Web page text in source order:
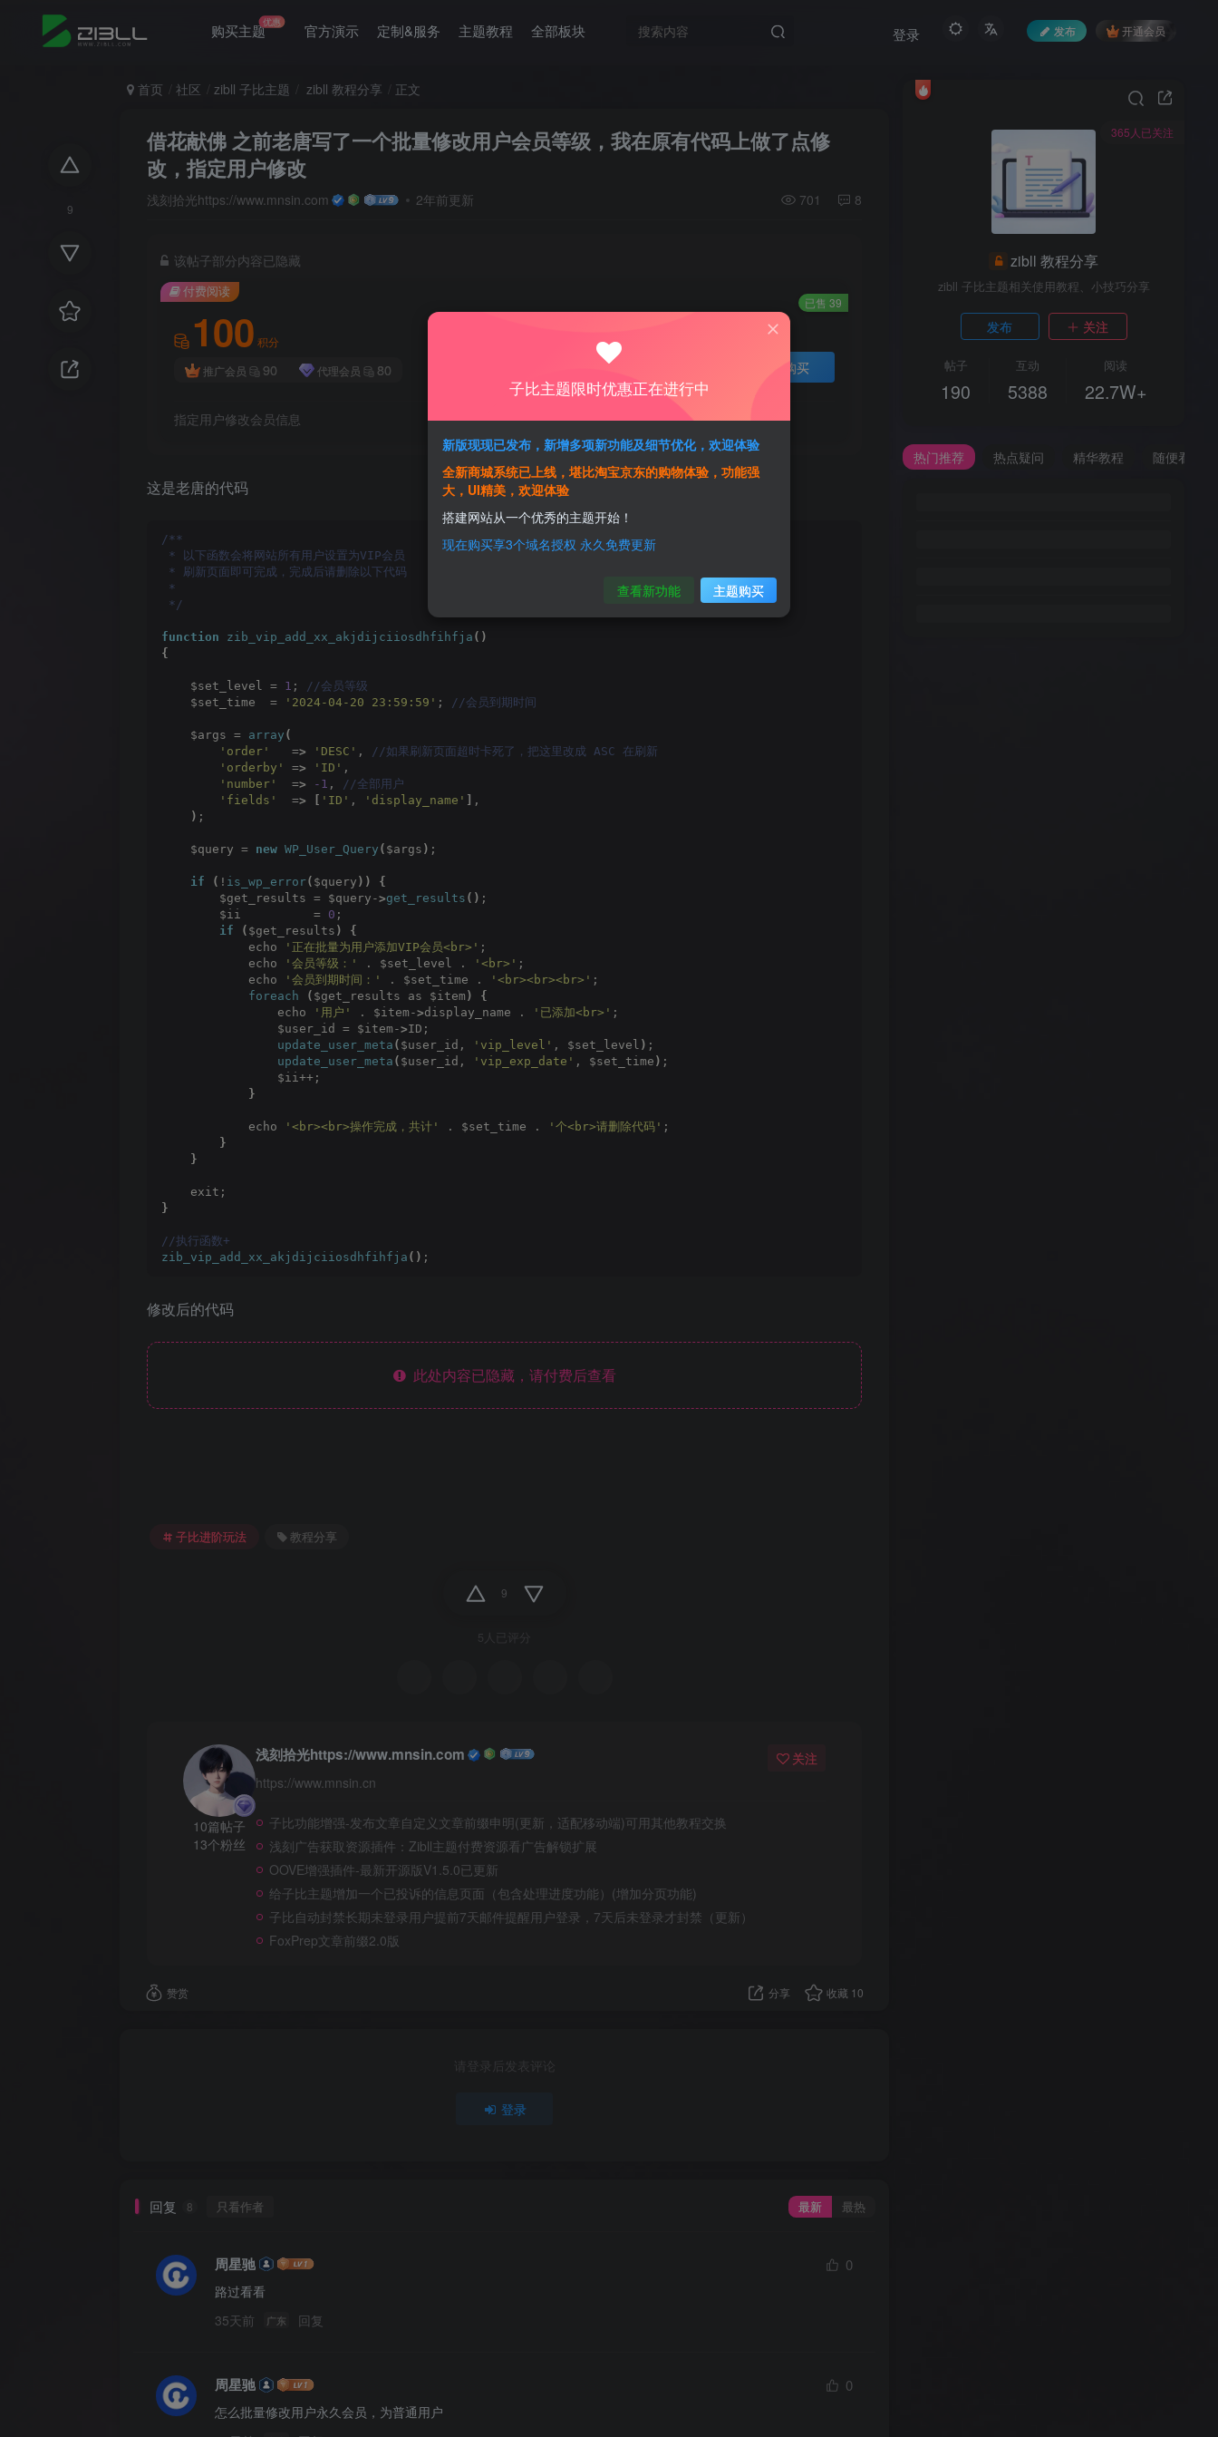
购买主题优惠 官方演示 定制&服务 主题教程 全部板块 发布 开通会员
登录
9
首页 社区 zibll 子比主题 zibll 教程分享 正文
借花献佛 之前老唐写了一个批量修改用户会员等级，我在原有代码上做了点修
改，指定用户修改
浅刻拾光https://www.mnsin.com 2年前更新 701 8
该帖子部分内容已隐藏
付费阅读
已售 39
100 积分
推广会员
90 代理会员 80 登录购买
指定用户修改会员信息
这是老唐的代码
/**
* 以下函数会将网站所有用户设置为VIP会员
* 刷新页面即可完成，完成后请删除以下代码
*
*/
function zib_vip_add_xx_akjdijciiosdhfihfja ()
{
    $set_level =
1 ;
//会员等级
    $set_time  =
'2024-04-20 23:59:59' ; //会员到期时间
    $args =
array (
'order'
   =
> 'DESC' ,
//如果刷新页面超时卡死了，把这里改成 ASC 在刷新
'orderby'
=> 'ID' ,
'number'
  =
> -1 ,
//全部用户
'fields'
  =
> 'ID' , 'display_name'
,
) ;
    $query =
new WP_User_Query ( $args ) ;
if ( ! is_wp_error( $query ))
{
        $get_results = $query-
>get_results () ;
        $ii          =
0 ;
if
( $get_results )
{
            echo
'正在批量为用户添加VIP会员<br>' ;
            echo
'会员等级：' . $set_level . '<br>' ;
            echo
'会员到期时间：' . $set_time . '<br><br><br>' ;
foreach
( $get_results as $item )
{
                echo
'用户' . $item->display_name . '已添加<br>' ;
                $user_id = $item-
>ID;
update_user_meta ( $user_id, 'vip_level' , $set_level ) ;
update_user_meta ( $user_id, 'vip_exp_date' , $set_time ) ;
                $ii++;
}
            echo
'<br><br>操作完成，共计' . $set_time . '个<br>请删除代码' ;
}
}
    exit;
}
//执行函数+
zib_vip_add_xx_akjdijciiosdhfihfja () ;
修改后的代码
此处内容已隐藏，请付费后查看
子比进阶玩法 教程分享
9
5人已评分
10篇帖子
13个粉丝
浅刻拾光https://www.mnsin.com
https://www.mnsin.cn
关注
子比功能增强-发布文章自定义文章前缀申明(更新，适配移动端)可用其他教程交换
浅刻广告获取资源插件：Zibll主题付费资源看广告解锁扩展
OOVE增强插件-最新开源版V1.5.0已更新
给子比主题增加一个已投诉的信息页面（包含处理进度功能）(增加分页功能)
子比自动封禁长期未登录用户提前7天邮件提醒用户登录，7天后未登录才封禁（更新）
FoxPrep文章前缀2.0版
赞赏 分享 收藏 10
请登录后发表评论
登录
回复 8 只看作者 最新 最热
周星驰 0
路过看看
35天前
广东 回复
周星驰 0
怎么批量修改用户永久会员，为普通用户
365人已关注
zibll 教程分享
zibll 子比主题相关使用教程、小技巧分享
发布 关注
帖子
190
互动
5388
阅读
22.7W+
热门推荐 热点疑问 精华教程 随便看看
子比主题限时优惠正在进行中
新版现现已发布，新增多项新功能及细节优化，欢迎体验
全新商城系统已上线，堪比淘宝京东的购物体验，功能强
大，UI精美，欢迎体验
搭建网站从一个优秀的主题开始！
现在购买享3个域名授权 永久免费更新
查看新功能 主题购买